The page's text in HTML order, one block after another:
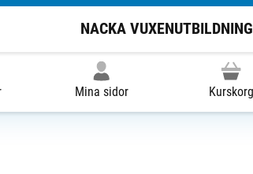
NACKA VUXENUTBILDNING
Mina sidor Kurskorg